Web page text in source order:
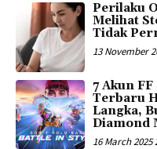
Perilaku
Melihat
Tidak
13 November
7 Akun
Terbaru
Langka,
Diamond
16 March 2025